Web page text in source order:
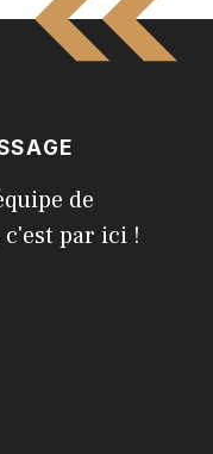
de
c'est par ici !